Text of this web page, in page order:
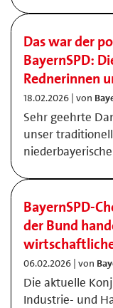
Das war der
BayernSPD:
Rednerinnen
18.02.2026 | von
Sehr geehrte
unser
BayernSPD-
der Bund
06.02.2026 | von
Die aktuelle
Industrie- und